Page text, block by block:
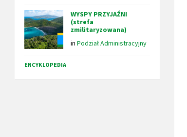
WYSPY PRZYJAŹNI
(strefa
zmilitaryzowana)
in Podział Administracyjny
ENCYKLOPEDIA